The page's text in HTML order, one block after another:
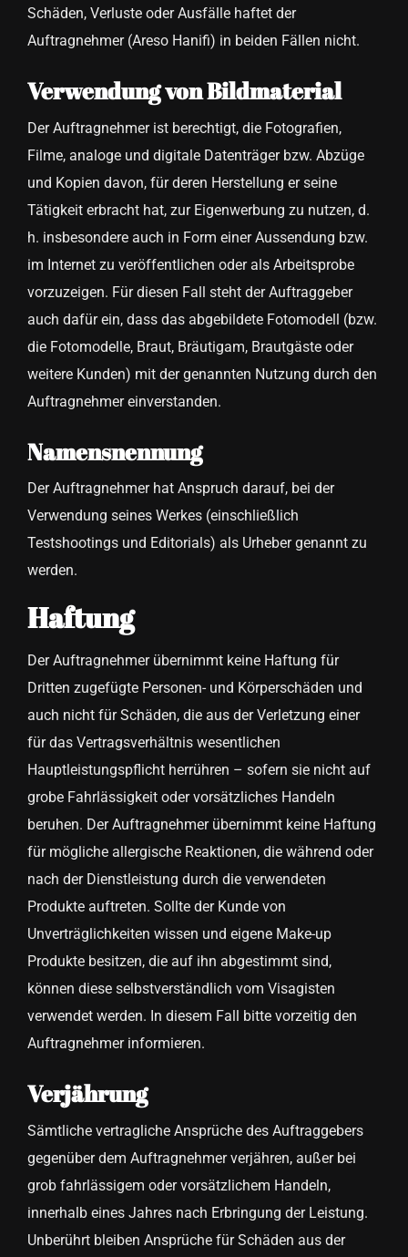
Schäden, Verluste oder Ausfälle haftet der
Auftragnehmer (Areso Hanifi) in beiden Fällen nicht.
Verwendung von Bildmaterial
Der Auftragnehmer ist berechtigt, die Fotografien,
Filme, analoge und digitale Datenträger bzw. Abzüge
und Kopien davon, für deren Herstellung er seine
Tätigkeit erbracht hat, zur Eigenwerbung zu nutzen, d.
h. insbesondere auch in Form einer Aussendung bzw.
im Internet zu veröffentlichen oder als Arbeitsprobe
vorzuzeigen. Für diesen Fall steht der Auftraggeber
auch dafür ein, dass das abgebildete Fotomodell (bzw.
die Fotomodelle, Braut, Bräutigam, Brautgäste oder
weitere Kunden) mit der genannten Nutzung durch den
Auftragnehmer einverstanden.
Namensnennung
Der Auftragnehmer hat Anspruch darauf, bei der
Verwendung seines Werkes (einschließlich
Testshootings und Editorials) als Urheber genannt zu
werden.
Haftung
Der Auftragnehmer übernimmt keine Haftung für
Dritten zugefügte Personen- und Körperschäden und
auch nicht für Schäden, die aus der Verletzung einer
für das Vertragsverhältnis wesentlichen
Hauptleistungspflicht herrühren – sofern sie nicht auf
grobe Fahrlässigkeit oder vorsätzliches Handeln
beruhen. Der Auftragnehmer übernimmt keine Haftung
für mögliche allergische Reaktionen, die während oder
nach der Dienstleistung durch die verwendeten
Produkte auftreten. Sollte der Kunde von
Unverträglichkeiten wissen und eigene Make-up
Produkte besitzen, die auf ihn abgestimmt sind,
können diese selbstverständlich vom Visagisten
verwendet werden. In diesem Fall bitte vorzeitig den
Auftragnehmer informieren.
Verjährung
Sämtliche vertragliche Ansprüche des Auftraggebers
gegenüber dem Auftragnehmer verjähren, außer bei
grob fahrlässigem oder vorsätzlichem Handeln,
innerhalb eines Jahres nach Erbringung der Leistung.
Unberührt bleiben Ansprüche für Schäden aus der